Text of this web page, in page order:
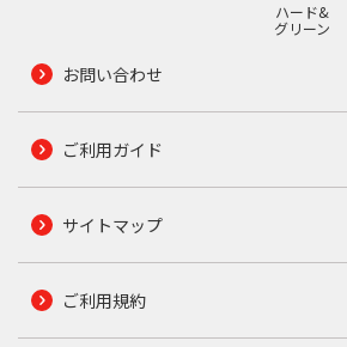
ハード&
グリーン
お問い合わせ
ご利用ガイド
サイトマップ
ご利用規約